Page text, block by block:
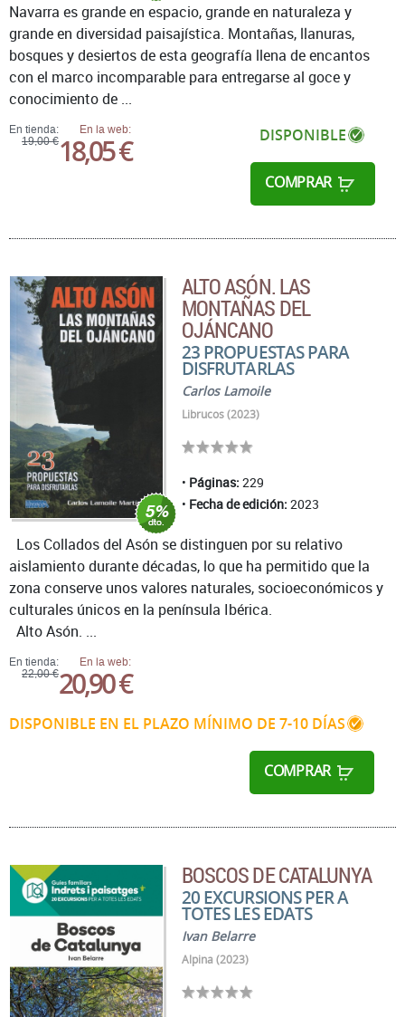
En tienda:
19,00 €
En la web:
18,05 € DISPONIBLE
COMPRAR
Navarra es grande en espacio, grande en naturaleza y
grande en diversidad paisajística. Montañas, llanuras,
bosques y desiertos de esta geografía llena de encantos
con el marco incomparable para entregarse al goce y
conocimiento de ...
ALTO ASÓN. LAS
MONTAÑAS DEL
OJÁNCANO
23 PROPUESTAS PARA
DISFRUTARLAS
Carlos Lamoile
Librucos (2023)
Páginas: 229
Fecha de edición: 2023
En tienda:
22,00 €
En la web:
20,90 €
DISPONIBLE EN EL PLAZO MÍNIMO DE 7-10 DÍAS
COMPRAR
Los Collados del Asón se distinguen por su relativo
aislamiento durante décadas, lo que ha permitido que la
zona conserve unos valores naturales, socioeconómicos y
culturales únicos en la península Ibérica.
Alto Asón. ...
BOSCOS DE CATALUNYA
20 EXCURSIONS PER A
TOTES LES EDATS
Ivan Belarre
Alpina (2023)